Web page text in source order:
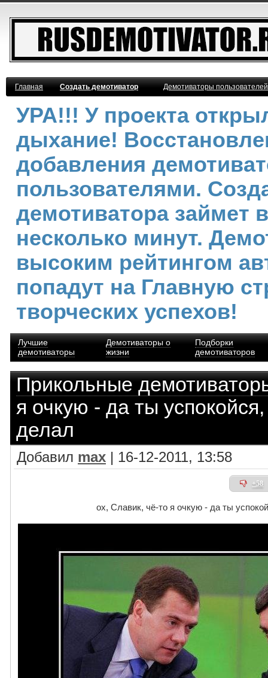
Главная Создать демотиватор Демотиваторы
УРА!!! У проекта
дыхание!
добавления
пользователями.
демотиватора займет
несколько минут.
высоким рейтингом
попадут на Главную
творческих успехов!
Лучшие
демотиваторы
Демотиваторы о
жизни
Подборки
демотиваторов
Прикольные
я очкую - да ты
делал
Добавил max | 16-12-2011, 13:58
+58
ох, Славик, чё-то я очкую - да ты